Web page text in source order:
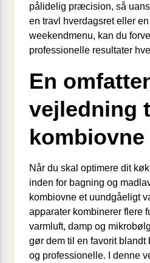
pålidelig præcision, så
en travl hverdagsret eller
weekendmenu, kan du
professionelle resultater
En
vejledning
kombiovne
Når du skal optimere dit
inden for bagning og
kombiovne et uundgåeligt
apparater kombinerer flere
varmluft, damp og
gør dem til en favorit blandt
og professionelle. I denne